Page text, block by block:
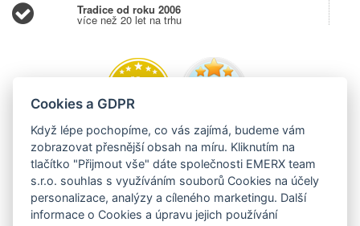
Tradice od roku 2006
více než 20 let na trhu
Cookies a GDPR
Když lépe pochopíme, co vás zajímá, budeme vám
zobrazovat přesnější obsah na míru. Kliknutím na
tlačítko "Přijmout vše" dáte společnosti EMERX team
s.r.o. souhlas s využíváním souborů Cookies na účely
personalizace, analýzy a cíleného marketingu. Další
informace o Cookies a úpravu jejich používání